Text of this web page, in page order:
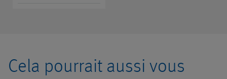
Cela pourrait aussi vous